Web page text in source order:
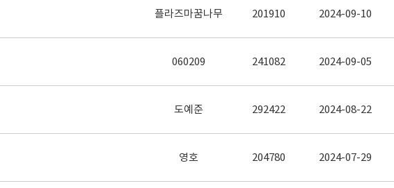
플라즈마꿈나무 201910 2024-09-10
060209 241082 2024-09-05
도예준 292422 2024-08-22
영호 204780 2024-07-29